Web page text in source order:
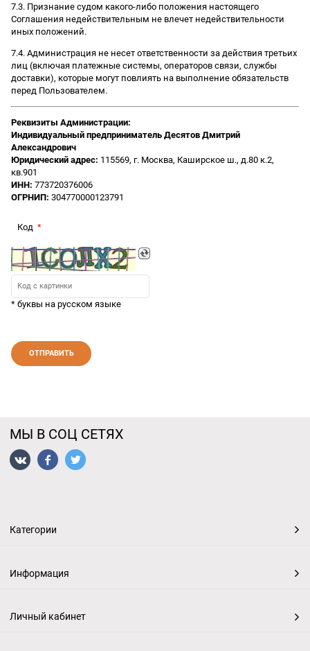
7.3. Признание судом какого-либо положения настоящего
Соглашения недействительным не влечет недействительности
иных положений.
7.4. Администрация не несет ответственности за действия третьих
лиц (включая платежные системы, операторов связи, службы
доставки), которые могут повлиять на выполнение обязательств
перед Пользователем.
Реквизиты Администрации:
Индивидуальный предприниматель Десятов Дмитрий
Александрович
Юридический адрес: 115569, г. Москва, Каширское ш., д.80 к.2,
кв.901
ИНН: 773720376006
ОГРНИП: 304770000123791
Код
* буквы на русском языке
МЫ В СОЦ СЕТЯХ
Категории
Информация
Личный кабинет